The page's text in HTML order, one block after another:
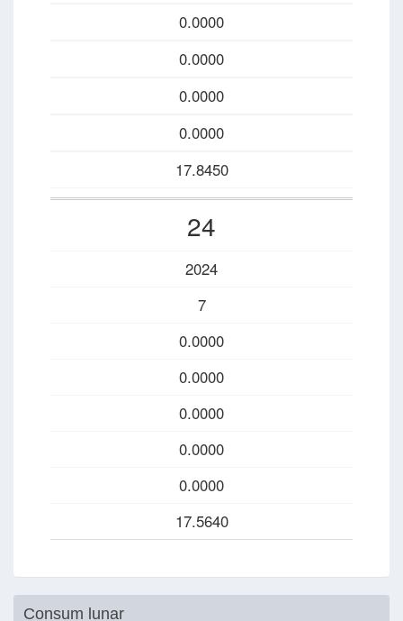
0.0000
0.0000
0.0000
0.0000
17.8450
24
2024
7
0.0000
0.0000
0.0000
0.0000
0.0000
17.5640
Consum lunar